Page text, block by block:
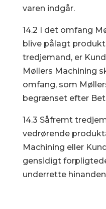
varen indgår.
14.2 I det omfang
blive pålagt
tredjemand, er
Møllers Machining
omfang, som
begrænset efter
14.3 Såfremt
vedrørende
Machining eller
gensidigt
underrette